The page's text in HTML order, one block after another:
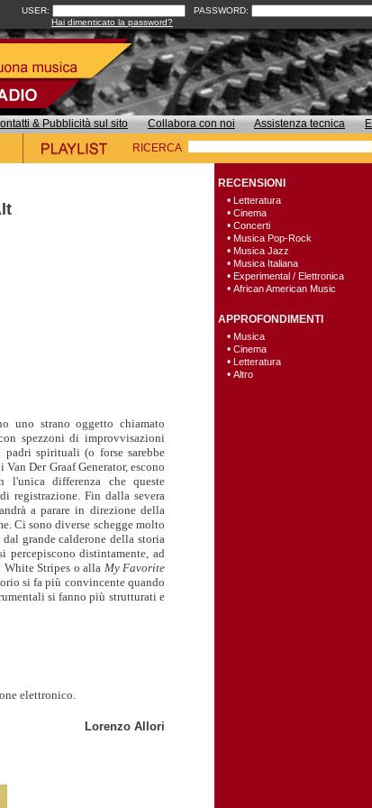
USER:
PASSWORD:
Hai dimenticato la password?
& Pubblicità sul sito Collabora con noi Assistenza tecnica
RICERCA
uno strano oggetto chiamato
spezzoni di improvvisazioni
spirituali (o forse sarebbe
Der Graaf Generator, escono
differenza che queste
registrazione. Fin dalla severa
a parare in direzione della
Ci sono diverse schegge molto
grande calderone della storia
distintamente, ad
Stripes o alla My Favorite
si fa più convincente quando
si fanno più strutturati e
elettronico.
Lorenzo Allori
RECENSIONI
• Letteratura
• Cinema
• Concerti
• Musica Pop-Rock
• Musica Jazz
• Musica Italiana
• Experimental / Elettronica
• African American Music
APPROFONDIMENTI
• Musica
• Cinema
• Letteratura
• Altro